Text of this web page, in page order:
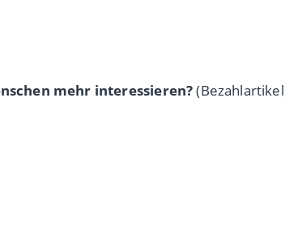
mehr interessieren?